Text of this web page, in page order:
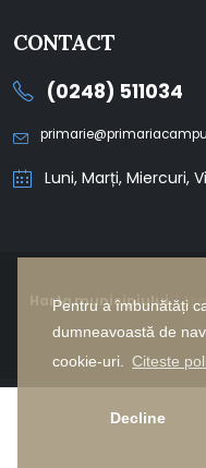
Pentru a îmbunătăți
dumneavoastă de
cookie-uri. Citeste
Decline
CONTACT
(0248) 511034
Luni, Marți, Miercuri,
Harta municipiului|